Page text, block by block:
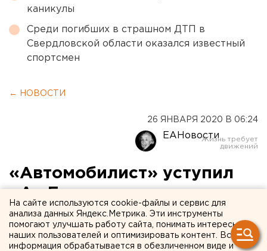
каникулы
Среди погибших в страшном ДТП в
Свердловской области оказался известный
спортсмен
← НОВОСТИ
26 ЯНВАРЯ 2020 В 06:24
ЕАНовости
«Автомобилист» уступил
«Ак Барсу» в
Екатеринбурге
На сайте используются cookie-файлы и сервис для
анализа данных Яндекс.Метрика. Эти инструменты
помогают улучшать работу сайта, понимать интересы
наших пользователей и оптимизировать контент. Вся
информация обрабатывается в обезличенном виде и